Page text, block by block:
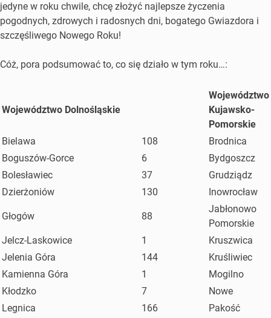
jedyne w roku chwile, chcę złożyć najlepsze życzenia
pogodnych, zdrowych i radosnych dni, bogatego Gwiazdora i
szczęśliwego Nowego Roku!
Cóż, pora podsumować to, co się działo w tym roku…:
Województwo Dolnośląskie
Województwo
Kujawsko-
Pomorskie
Bielawa
108
Brodnica
Boguszów-Gorce
6
Bydgoszcz
Bolesławiec
37
Grudziądz
Dzierżoniów
130 Inowrocław
Głogów 88
Jabłonowo
Pomorskie
Jelcz-Laskowice
1
Kruszwica
Jelenia Góra
144
Kruśliwiec
Kamienna Góra
1
Mogilno
Kłodzko
7
Nowe
Legnica
166
Pakość